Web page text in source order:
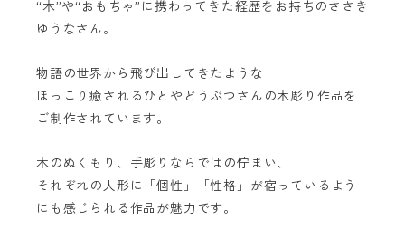
“木”や“おもちゃ”に携わってきた経歴をお持ちのささき
ゆうなさん。
物語の世界から飛び出してきたような
ほっこり癒されるひとやどうぶつさんの木彫り作品を
ご制作されています。
木のぬくもり、手彫りならではの佇まい、
それぞれの人形に「個性」「性格」が宿っているよう
にも感じられる作品が魅力です。